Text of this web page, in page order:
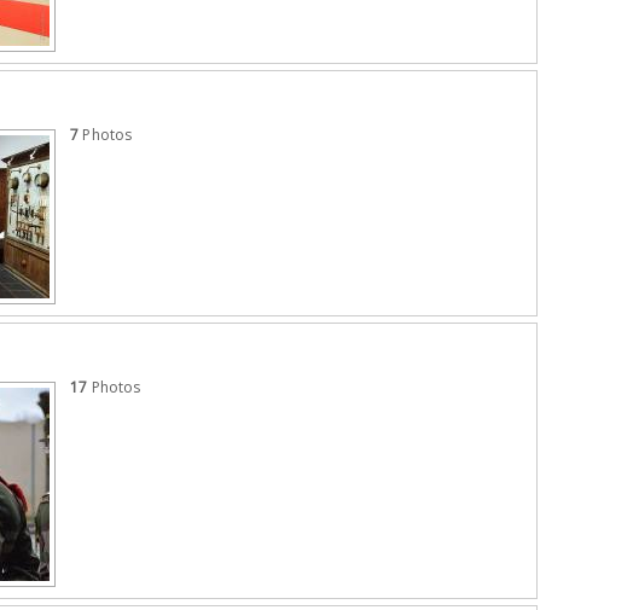
7 Photos
17 Photos